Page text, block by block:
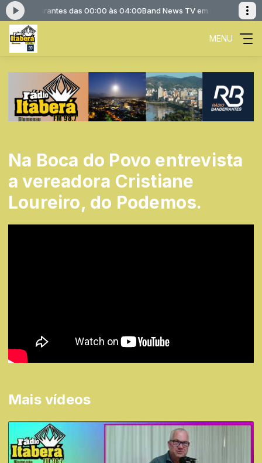
Bandeirantes das 00:00 às 04:00Band News TV em Rede com
MENU
Na Boca do Povo entrevista
a vereadora Cristiane
Loureiro, do Podemos.
Mais vídeos